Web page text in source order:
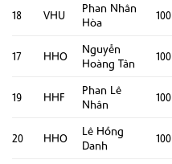
18 VHU
Phan Nhân
Hòa
100
17 HHO
Nguyễn
Hoàng Tân
100
19 HHF
Phan Lê
Nhân
100
20 HHO
Lê Hồng
Danh
100